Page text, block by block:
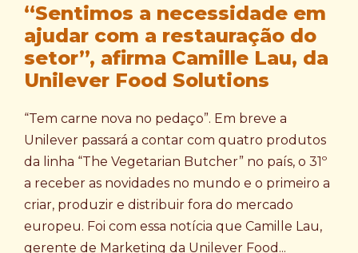
“Sentimos a necessidade em
ajudar com a restauração do
setor”, afirma Camille Lau, da
Unilever Food Solutions
“Tem carne nova no pedaço”. Em breve a
Unilever passará a contar com quatro produtos
da linha “The Vegetarian Butcher” no país, o 31º
a receber as novidades no mundo e o primeiro a
criar, produzir e distribuir fora do mercado
europeu. Foi com essa notícia que Camille Lau,
gerente de Marketing da Unilever Food...